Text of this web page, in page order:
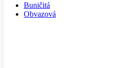
Buničitá
Obvazová